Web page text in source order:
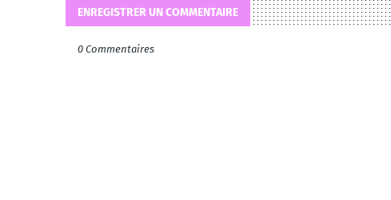
ENREGISTRER UN COMMENTAIRE
0 Commentaires